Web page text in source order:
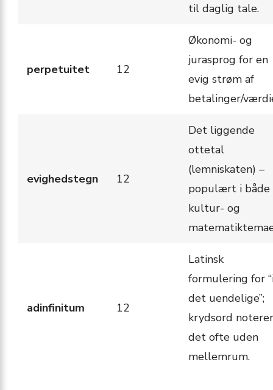
til daglig tale.
perpetuitet 12
Økonomi- og
jurasprog for en
evig strøm af
betalinger/
evighedstegn 12
Det liggende
ottetal
(lemniskaten) –
populært i både
kultur- og
adinfinitum 12
Latinsk
formulering for
det uendelige”;
krydsord noterer
det ofte uden
mellemrum.